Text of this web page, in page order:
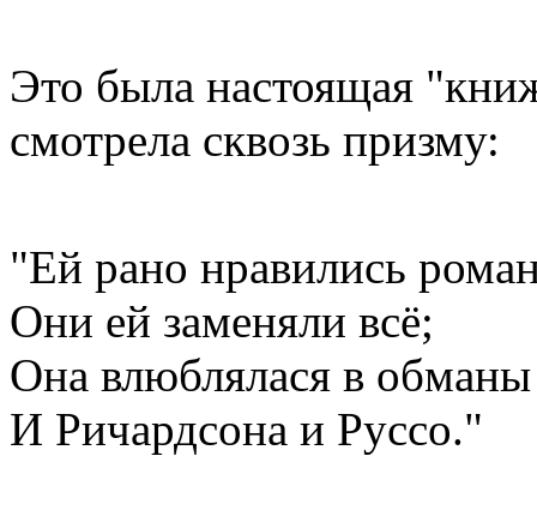
Это была настоящая
смотрела сквозь призму:
"Ей рано нравились
Они ей заменяли всё;
Она влюблялася в обманы
И Ричардсона и Руссо."